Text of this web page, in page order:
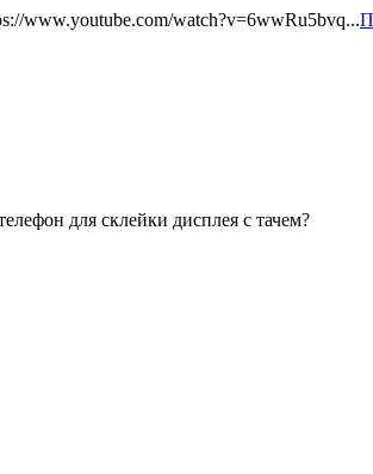
www.youtube.com/watch?v=6wwRu5bvq...
для склейки дисплея с тачем?